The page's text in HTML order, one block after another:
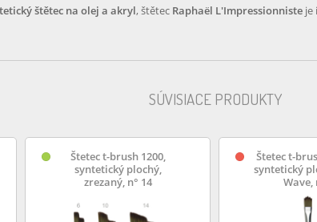
štětec na olej a akryl, štětec Raphaël L'Impressionniste je
SÚVISIACE PRODUKTY
Štetec t-brush 1200,
syntetický plochý,
zrezaný, n° 14
Štetec t-
syntetický
Wave,